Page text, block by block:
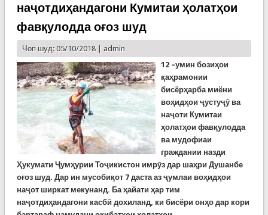
наҷотдиҳандагони Кумитаи ҳолатҳои
фавқулодда оғоз шуд
Чоп шуд: 05/10/2018 | admin
12 –умин бозиҳои
қаҳрамонии
бисёрҳарба миёни
воҳидҳои ҷустуҷӯ ва
наҷоти Кумитаи
ҳолатҳои фавқулодда
ва мудофиаи
граждании назди
Ҳукумати Ҷумҳурии Тоҷикистон имрӯз дар шаҳри Душанбе
оғоз шуд. Дар ин мусобиқот 7 даста аз ҷумлаи воҳидҳои
наҷот ширкат мекунанд. Ба ҳайати ҳар тим
наҷотдиҳандагони касбӣ дохиланд, ки бисёри онҳо дар кори